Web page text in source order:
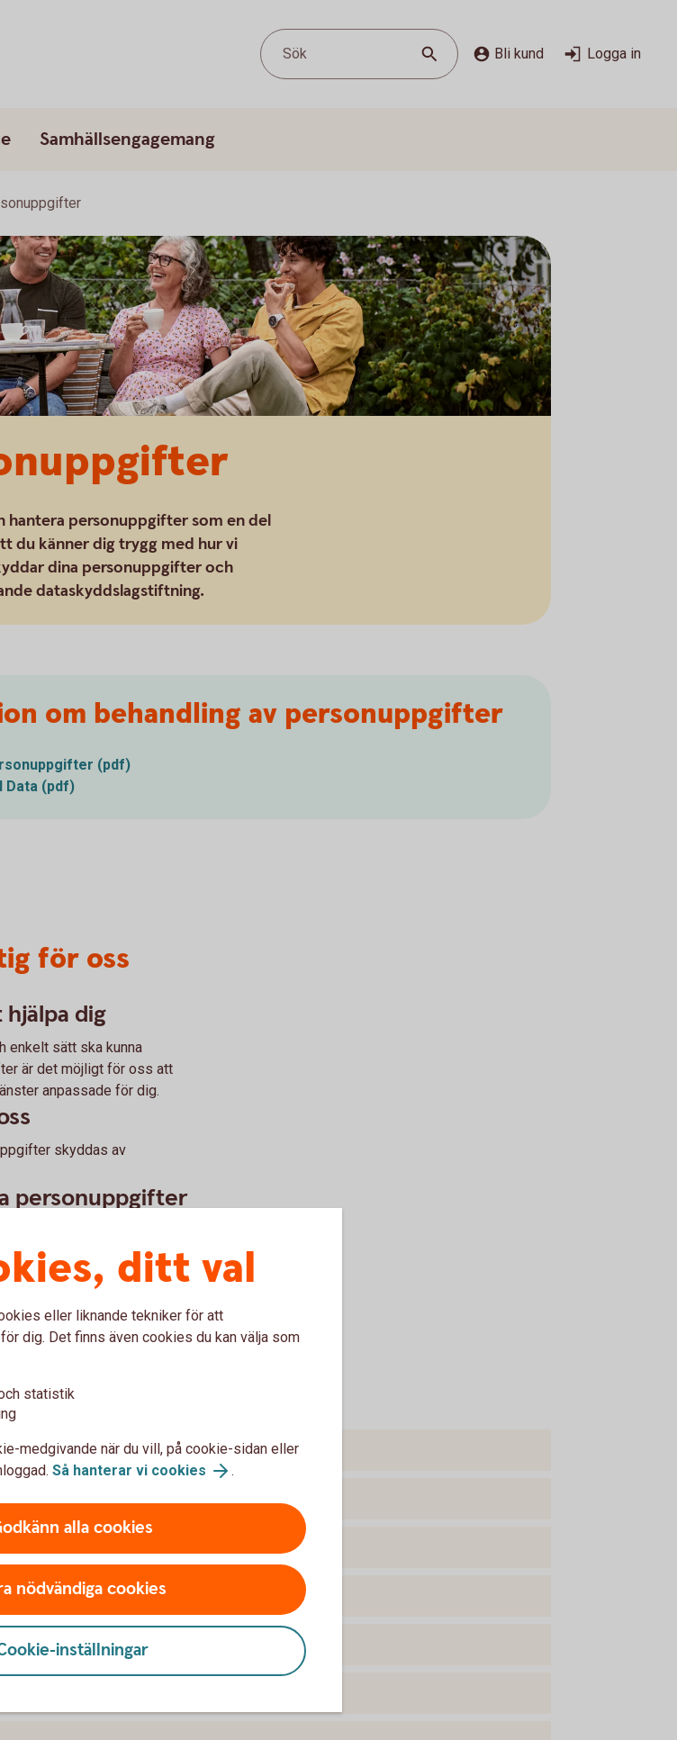
Sök Bli kund Logga in
Samhällsengagemang
hantera personuppgifter som en del
du känner dig trygg med hur vi
dina personuppgifter och
dataskyddslagstiftning.
om behandling av personuppgifter
(pdf)
Data (pdf)
för oss
dig
enkelt sätt ska kunna
är det möjligt för oss att
anpassade för dig.
skyddas av
personuppgifter
vilka ändamål. Du kan
eller i appen, på dittditt val
eller liknande tekniker för att
dig. Det finns även cookies du kan välja som
statistik
medgivande när du vill, på cookie-sidan eller
Så hanterar vi cookies .
alla cookies
nödvändiga cookies
inställningar